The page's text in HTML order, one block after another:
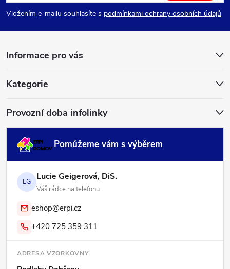
p
a
Vložením e-mailu souhlasíte s podmínkami ochrany osobních údajů
Informace pro vás
Kategorie
Provozní doba infolinky
Pomůžeme vám s výběrem
LG Lucie Geigerová, DiS.
Váš rádce na telefonu
eshop@erpi.cz
+420 725 359 311
ADRESA VZORKOVNY